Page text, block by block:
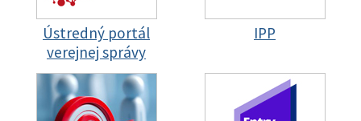
Ústredný portál
verejnej správy
IPP